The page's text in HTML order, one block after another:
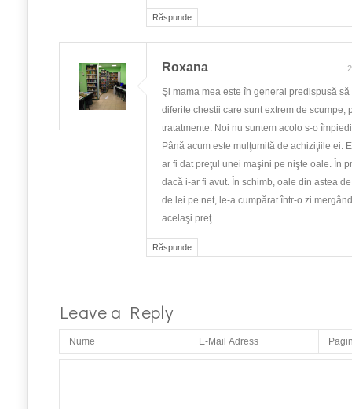
Răspunde
Răspunde
Roxana
Şi mama mea este în general predispusă
diferite chestii care sunt extrem de scumpe,
tratatmente. Noi nu suntem acolo s-o
Până acum este mulţumită de achiziţiile ei.
ar fi dat preţul unei maşini pe nişte oale. În
dacă i-ar fi avut. În schimb, oale din astea
de lei pe net, le-a cumpărat într-o zi
acelaşi preţ.
Leave a Reply